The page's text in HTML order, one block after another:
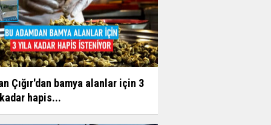
Çığır'dan bamya alanlar için 3
hapis...